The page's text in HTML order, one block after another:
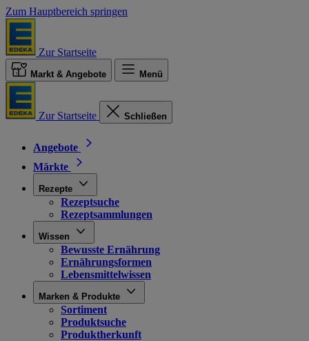
Zum Hauptbereich springen
Zur Startseite
Markt & Angebote Menü
Zur Startseite Schließen
Angebote
Märkte
Rezepte
Rezeptsuche
Rezeptsammlungen
Wissen
Bewusste Ernährung
Ernährungsformen
Lebensmittelwissen
Marken & Produkte
Sortiment
Produktsuche
Produktherkunft